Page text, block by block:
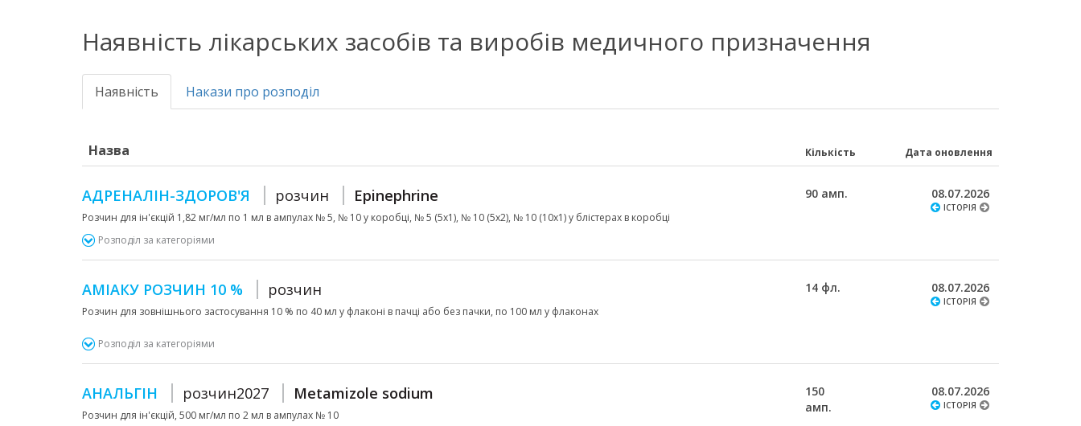
Наявність лікарських засобів та виробів медичного призначення
Наявність Накази про розподіл
Назва Кількість Дата оновлення
АДРЕНАЛІН-ЗДОРОВ'Я розчин Epinephrine
Розчин для ін'єкцій 1,82 мг/мл по 1 мл в ампулах № 5, № 10 у коробці, № 5 (5х1), № 10 (5х2), № 10 (10х1) у блістерах в коробці
90 амп. 08.07.2026
ІСТОРІЯ
Розподіл за категоріями
АМІАКУ РОЗЧИН 10 % розчин
Розчин для зовнішнього застосування 10 % по 40 мл у флаконі в пачці або без пачки, по 100 мл у флаконах
14 фл. 08.07.2026
ІСТОРІЯ
Розподіл за категоріями
АНАЛЬГІН розчин2027 Metamizole sodium
Розчин для ін'єкцій, 500 мг/мл по 2 мл в ампулах № 10
150
амп.
08.07.2026
ІСТОРІЯ